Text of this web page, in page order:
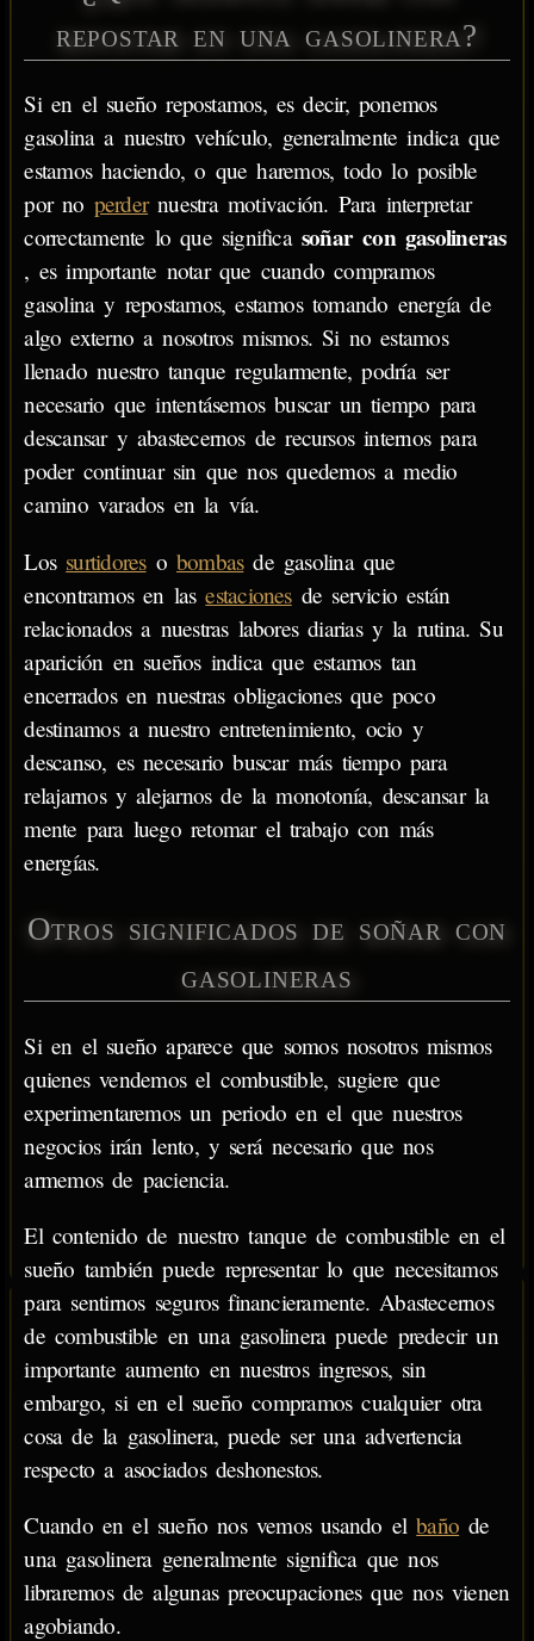
repostar en una gasolinera?
Si en el sueño repostamos, es decir, ponemos
gasolina a nuestro vehículo, generalmente indica que
estamos haciendo, o que haremos, todo lo posible
por no perdernuestra motivación. Para interpretar
correctamente lo que significasoñar con gasolineras
, es importante notar que cuando compramos
gasolina y repostamos, estamos tomando energía de
algo externo a nosotros mismos. Si no estamos
llenado nuestro tanque regularmente, podría ser
necesario que intentásemos buscar un tiempo para
descansar y abastecernos de recursos internos para
poder continuar sin que nos quedemos a medio
camino varados en la vía.
Los surtidoreso bombasde gasolina que
encontramos en lasestacionesde servicio están
relacionados a nuestras labores diarias y la rutina. Su
aparición en sueños indica que estamos tan
encerrados en nuestras obligaciones que poco
destinamos a nuestro entretenimiento, ocio y
descanso, es necesario buscar más tiempo para
relajarnos y alejarnos de la monotonía, descansar la
mente para luego retomar el trabajo con más
energías.
Otros significados de soñar con
gasolineras
Si en el sueño aparece que somos nosotros mismos
quienes vendemos el combustible, sugiere que
experimentaremos un periodo en el que nuestros
negocios irán lento, y será necesario que nos
armemos de paciencia.
El contenido de nuestro tanque de combustible en el
sueño también puede representar lo que necesitamos
para sentirnos seguros financieramente. Abastecernos
de combustible en una gasolinera puede predecir un
importante aumento en nuestros ingresos, sin
embargo, si en el sueño compramos cualquier otra
cosa de la gasolinera, puede ser una advertencia
respecto a asociados deshonestos.
Cuando en el sueño nos vemos usando elbaño de
una gasolinera generalmente significa que nos
libraremos de algunas preocupaciones que nos vienen
agobiando.